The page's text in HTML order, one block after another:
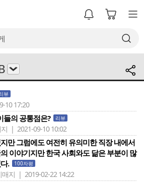
뷰
10 17:20
들의 공통점은? 리뷰
지 | 2021-09-10 10:02
만 그럼에도 여전히 유의미한 직장 내에서
이야기지만 한국 사회와도 닮은 부분이 많
.
100자평
매지 | 2019-02-22 14:22